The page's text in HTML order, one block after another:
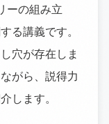
ーの組み立
る講義です。
穴が存在しま
がら、説得力
します。